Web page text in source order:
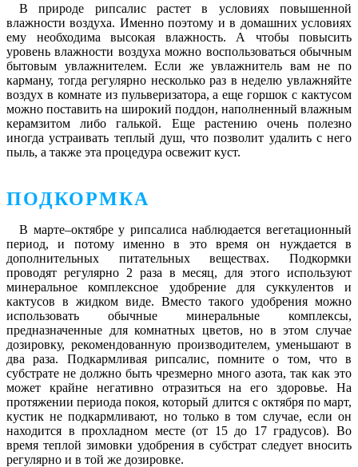
В природе рипсалис растет в условиях повышенной
влажности воздуха. Именно поэтому и в домашних условиях
ему необходима высокая влажность. А чтобы повысить
уровень влажности воздуха можно воспользоваться обычным
бытовым увлажнителем. Если же увлажнитель вам не по
карману, тогда регулярно несколько раз в неделю увлажняйте
воздух в комнате из пульверизатора, а еще горшок с кактусом
можно поставить на широкий поддон, наполненный влажным
керамзитом либо галькой. Еще растению очень полезно
иногда устраивать теплый душ, что позволит удалить с него
пыль, а также эта процедура освежит куст.
ПОДКОРМКА
В марте–октябре у рипсалиса наблюдается вегетационный
период, и потому именно в это время он нуждается в
дополнительных питательных веществах. Подкормки
проводят регулярно 2 раза в месяц, для этого используют
минеральное комплексное удобрение для суккулентов и
кактусов в жидком виде. Вместо такого удобрения можно
использовать обычные минеральные комплексы,
предназначенные для комнатных цветов, но в этом случае
дозировку, рекомендованную производителем, уменьшают в
два раза. Подкармливая рипсалис, помните о том, что в
субстрате не должно быть чрезмерно много азота, так как это
может крайне негативно отразиться на его здоровье. На
протяжении периода покоя, который длится с октября по март,
кустик не подкармливают, но только в том случае, если он
находится в прохладном месте (от 15 до 17 градусов). Во
время теплой зимовки удобрения в субстрат следует вносить
регулярно и в той же дозировке.